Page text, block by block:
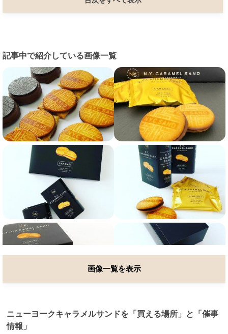
記事中で紹介している画像一覧
画像一覧を表示
ニューヨークキャラメルサンドを「買える場所」と「催事
情報」